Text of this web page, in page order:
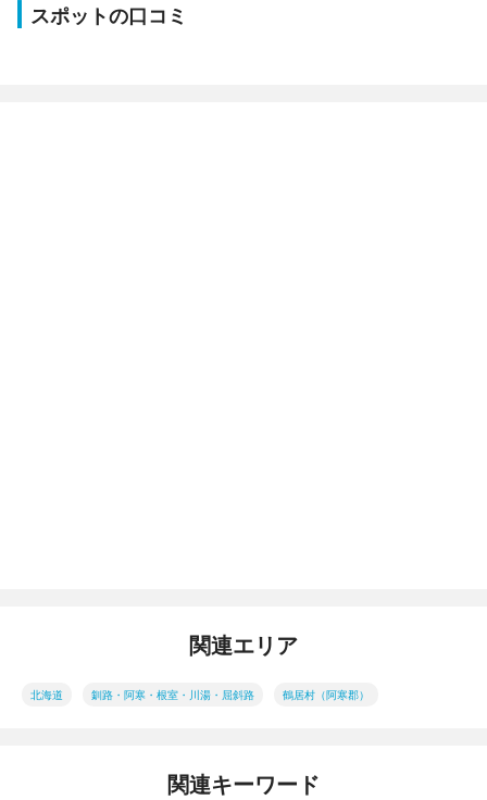
スポットの口コミ
関連エリア
北海道 釧路・阿寒・根室・川湯・屈斜路 鶴居村（阿寒郡）
関連キーワード